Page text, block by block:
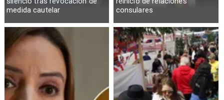
medida cautelar
consulares